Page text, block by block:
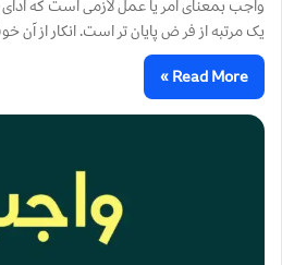
واجب بمعنای امر يا عمل لازمی است که
يک مرتبه از فر ض پايان تر است. انکار از
Read More »